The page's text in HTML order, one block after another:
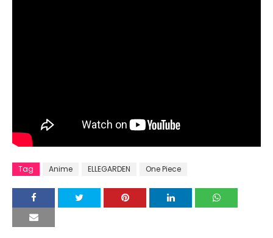
Tag Anime ELLEGARDEN One Piece